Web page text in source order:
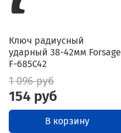
Ключ радиусный
ударный 38-42мм Forsage
F-685C42
1 096 руб
154 руб
В корзину